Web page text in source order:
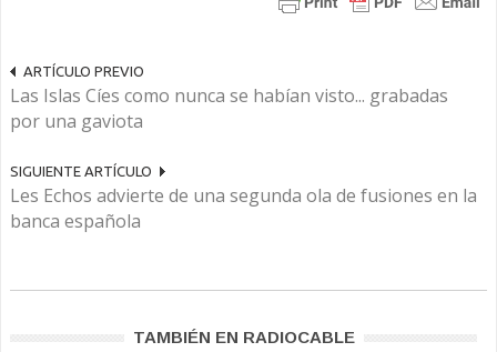
ARTÍCULO PREVIO
Las Islas Cíes como nunca se habían visto... grabadas
por una gaviota
SIGUIENTE ARTÍCULO
Les Echos advierte de una segunda ola de fusiones en la
banca española
TAMBIÉN EN RADIOCABLE